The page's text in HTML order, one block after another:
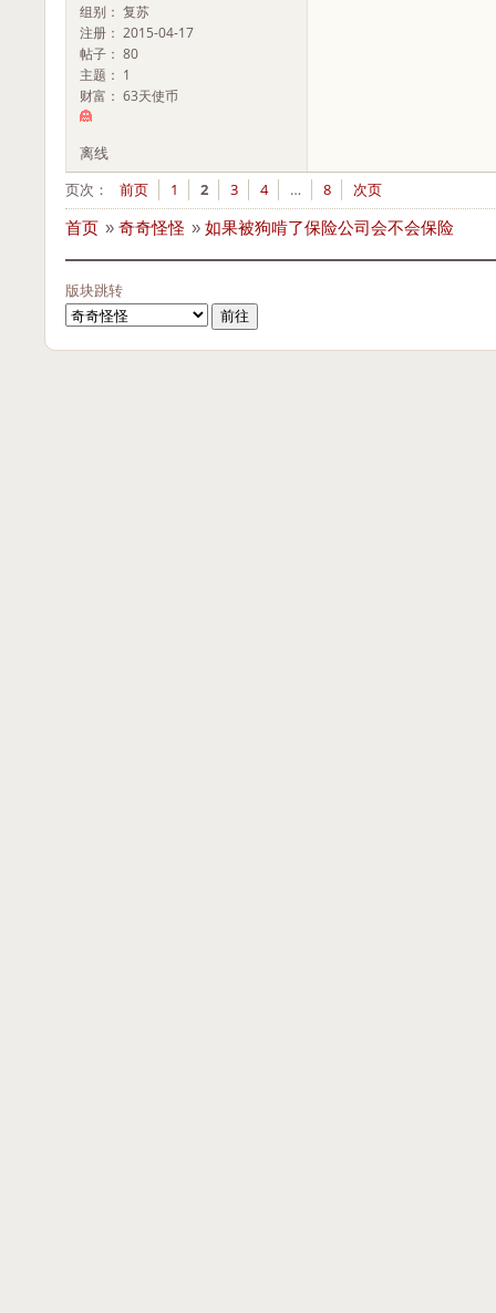
组别： 复苏
注册： 2015-04-17
帖子： 80
主题： 1
财富： 63天使币
离线
页次：
前页 1 2 3 4 … 8 次页
首页 » 奇奇怪怪 » 如果被狗啃了保险公司会不会保险
版块跳转